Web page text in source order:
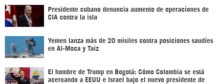
Presidente cubano denuncia aumento de operaciones de
CIA contra la isla
Yemen lanza más de 20 misiles contra posiciones saudíes
en Al-Moca y Taiz
El hombre de Trump en Bogotá: Cómo Colombia se está
acercando a EEUU e Israel bajo el nuevo presidente de